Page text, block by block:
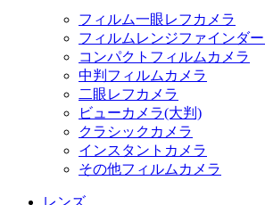
フィルム一眼レフカメラ
フィルムレンジファインダ
コンパクトフィルムカメラ
中判フィルムカメラ
二眼レフカメラ
ビューカメラ(大判)
クラシックカメラ
インスタントカメラ
その他フィルムカメラ
レンズ